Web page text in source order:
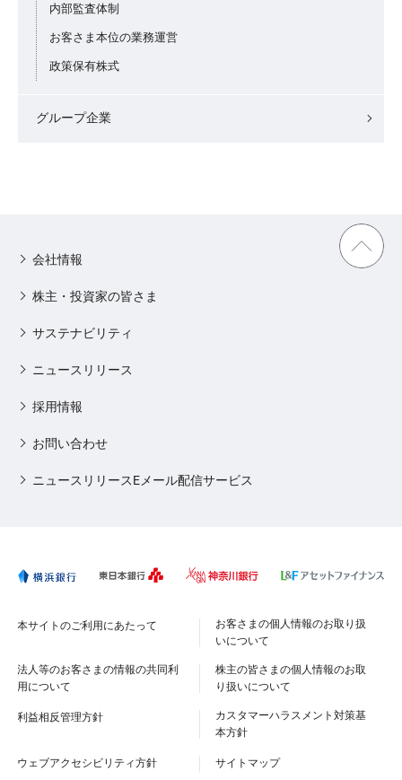
内部監査体制
お客さま本位の業務運営
政策保有株式
グループ企業
会社情報
株主・投資家の皆さま
サステナビリティ
ニュースリリース
採用情報
お問い合わせ
ニュースリリースEメール配信サービス
本サイトのご利用にあたって
お客さまの個人情報のお取り扱
いについて
法人等のお客さまの情報の共同利
用について
株主の皆さまの個人情報のお取
り扱いについて
利益相反管理方針
カスタマーハラスメント対策基
本方針
ウェブアクセシビリティ方針 サイトマップ